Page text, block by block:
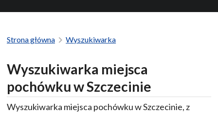
Strona główna Wyszukiwarka
Wyszukiwarka miejsca
pochówku w Szczecinie
Wyszukiwarka miejsca pochówku w Szczecinie, z